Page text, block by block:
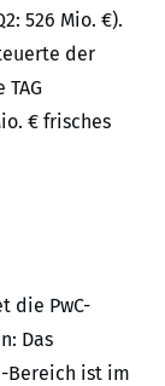
526 Mio. €).
der
€ frisches
die PwC-
Das
Bereich ist im